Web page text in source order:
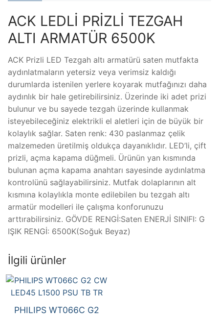
ACK LEDLİ PRİZLİ TEZGAH
ALTI ARMATÜR 6500K
ACK Prizli LED Tezgah altı armatürü saten mutfakta
aydınlatmaların yetersiz veya verimsiz kaldığı
durumlarda istenilen yerlere koyarak mutfağınızı daha
aydınlık bir hale getirebilirsiniz. Üzerinde iki adet prizi
bulunur ve bu sayede tezgah üzerinde kullanmak
isteyebileceğiniz elektrikli el aletleri için de büyük bir
kolaylık sağlar. Saten renk: 430 paslanmaz çelik
malzemeden üretilmiş oldukça dayanıklıdır. LED’li, çift
prizli, açma kapama düğmeli. Ürünün yan kısmında
bulunan açma kapama anahtarı sayesinde aydınlatma
kontrolünü sağlayabilirsiniz. Mutfak dolaplarının alt
kısmına kolaylıkla monte edilebilen bu tezgah altı
armatür modelleri ile çalışma konforunuzu
arttırabilirsiniz. GÖVDE RENGİ:Saten ENERJİ SINIFI: G
IŞIK RENGİ: 6500K(Soğuk Beyaz)
İlgili ürünler
PHILIPS WT066C G2